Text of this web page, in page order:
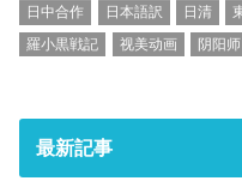
日中合作
日本語訳 日清
羅小黒戦記
视美动画 阴阳师
最新記事